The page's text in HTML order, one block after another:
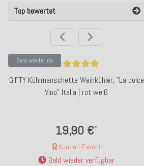
Top bewertet
Bald wieder da
GIFTY Kühlmanschette Weinkühler, "La dolce
Vino" Italia | rot weiß
19,90 €*
Kunden-Favorit
Bald wieder verfügbar